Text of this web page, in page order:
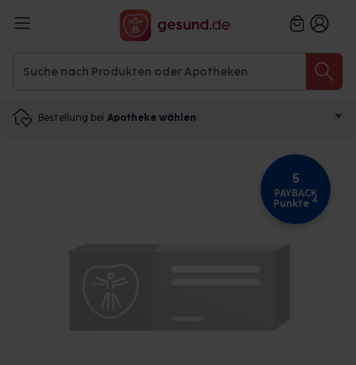
Bestellung bei Apotheke wählen
5
PAYBACK
Punkte 4